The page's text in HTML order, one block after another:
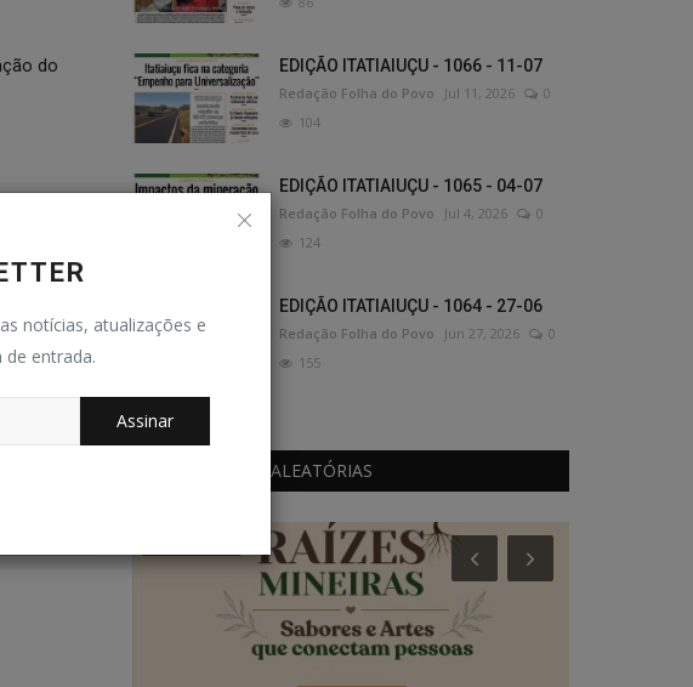
notícias, atualizações e
entrada.
Assinar
do
EDIÇÃO ITATIAIUÇU - 1066 - 11-07
Redação Folha do Povo Jul 11, 2026
0
104
EDIÇÃO ITATIAIUÇU - 1065 - 04-07
Redação Folha do Povo Jul 4, 2026
0
124
EDIÇÃO ITATIAIUÇU - 1064 - 27-06
Redação Folha do Povo Jun 27, 2026
0
155
PUBLICAÇÕES ALEATÓRIAS